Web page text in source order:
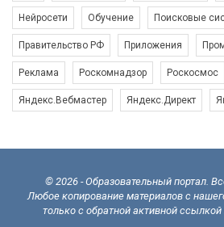
Нейросети Обучение Поисковые
Правительство РФ Приложения
Реклама Роскомнадзор Роскосмос
Яндекс.Вебмастер Яндекс.Директ
© 2026 - Образовательный портал.
Любое копирование материалов с
только с обратной активной ссылкой